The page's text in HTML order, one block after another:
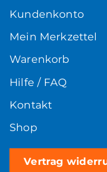
Kundenkonto
Mein Merkzettel
Warenkorb
Hilfe / FAQ
Kontakt
Shop
Vertrag